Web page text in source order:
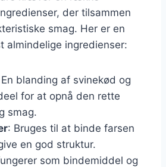
der tilsammen
smag. Her er en
almindelige ingredienser:
blanding af svinekød og
for at opnå den rette
smag.
: Bruges til at binde farsen
en god struktur.
som bindemiddel og